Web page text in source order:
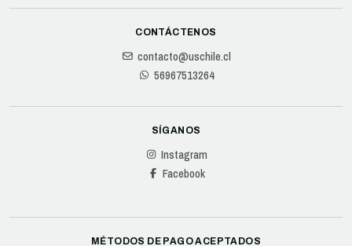
CONTÁCTENOS
contacto@uschile.cl
56967513264
SÍGANOS
Instagram
Facebook
MÉTODOS DE PAGO ACEPTADOS